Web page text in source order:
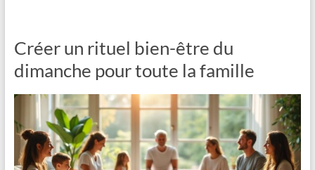
Créer un rituel bien-être du
dimanche pour toute la famille